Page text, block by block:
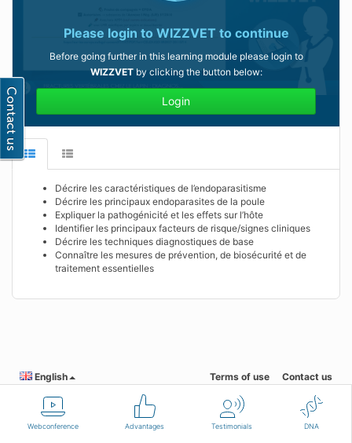
Webconference Advantages Testimonials DNA
Please login to WIZZVET to continue
Before going further in this learning module please login to
WIZZVETby clicking the button below:
Login
Décrire les caractéristiques de l’endoparasitisme
Décrire les principaux endoparasites de la poule
Expliquer la pathogénicité et les effets sur l’hôte
Identifier les principaux facteurs de risque/signes cliniques
Décrire les techniques diagnostiques de base
Connaître les mesures de prévention, de biosécurité et de
traitement essentielles
English Terms of use Contact us